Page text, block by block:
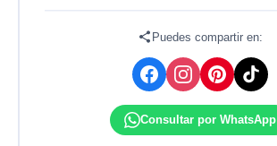
Puedes compartir en:
Consultar por WhatsApp